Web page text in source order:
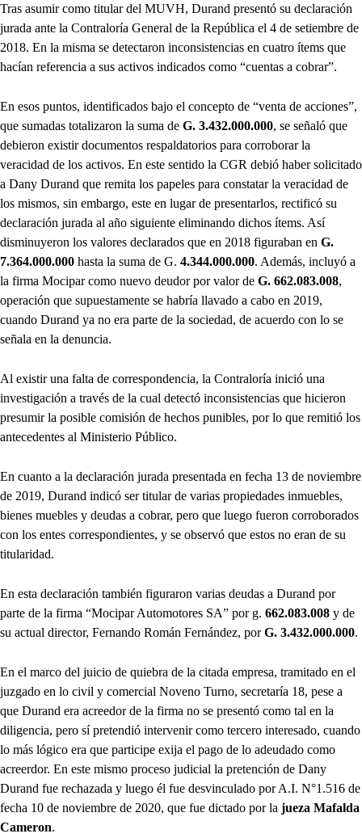
Tras asumir como titular del MUVH, Durand presentó su declaración
jurada ante la Contraloría General de la República el 4 de setiembre de
2018. En la misma se detectaron inconsistencias en cuatro ítems que
hacían referencia a sus activos indicados como “cuentas a cobrar”.
En esos puntos, identificados bajo el concepto de “venta de acciones”,
que sumadas totalizaron la suma de G. 3.432.000.000, se señaló que
debieron existir documentos respaldatorios para corroborar la
veracidad de los activos. En este sentido la CGR debió haber solicitado
a Dany Durand que remita los papeles para constatar la veracidad de
los mismos, sin embargo, este en lugar de presentarlos, rectificó su
declaración jurada al año siguiente eliminando dichos ítems. Así
disminuyeron los valores declarados que en 2018 figuraban en G.
7.364.000.000 hasta la suma de G. 4.344.000.000. Además, incluyó a
la firma Mocipar como nuevo deudor por valor de G. 662.083.008,
operación que supuestamente se habría llavado a cabo en 2019,
cuando Durand ya no era parte de la sociedad, de acuerdo con lo se
señala en la denuncia.
Al existir una falta de correspondencia, la Contraloría inició una
investigación a través de la cual detectó inconsistencias que hicieron
presumir la posible comisión de hechos punibles, por lo que remitió los
antecedentes al Ministerio Público.
En cuanto a la declaración jurada presentada en fecha 13 de noviembre
de 2019, Durand indicó ser titular de varias propiedades inmuebles,
bienes muebles y deudas a cobrar, pero que luego fueron corroborados
con los entes correspondientes, y se observó que estos no eran de su
titularidad.
En esta declaración también figuraron varias deudas a Durand por
parte de la firma “Mocipar Automotores SA” por g. 662.083.008 y de
su actual director, Fernando Román Fernández, porG. 3.432.000.000.
En el marco del juicio de quiebra de la citada empresa, tramitado en el
juzgado en lo civil y comercial Noveno Turno, secretaría 18, pese a
que Durand era acreedor de la firma no se presentó como tal en la
diligencia, pero sí pretendió intervenir como tercero interesado, cuando
lo más lógico era que participe exija el pago de lo adeudado como
acreerdor. En este mismo proceso judicial la pretención de Dany
Durand fue rechazada y luego él fue desvinculado por A.I. N°1.516 de
fecha 10 de noviembre de 2020, que fue dictado por la jueza Mafalda
Cameron.